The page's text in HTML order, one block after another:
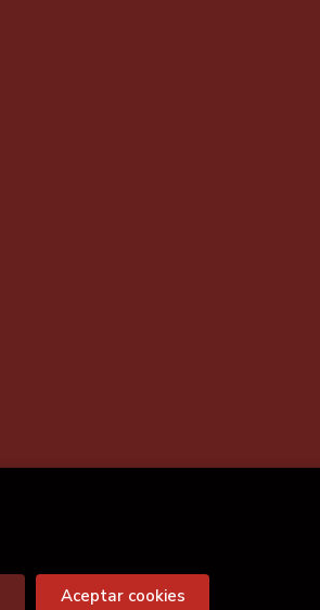
Aceptar cookies